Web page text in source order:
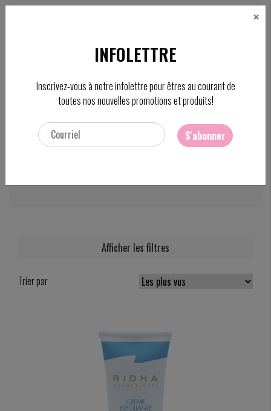
/RIDHA
Ridha
Afficher les filtres
Trier par
×
INFOLETTRE
Inscrivez-vous à notre infolettre pour êtres au courant de
toutes nos nouvelles promotions et produits!
S'abonner